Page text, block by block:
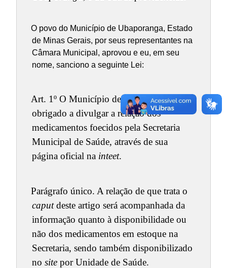
O povo do Município de Ubaporanga, Estado
de Minas Gerais, por seus representantes na
Câmara Municipal, aprovou e eu, em seu
nome, sanciono a seguinte Lei:
Art. 1º O Município de Ubaporanga fica
obrigado a divulgar a relação dos
medicamentos foecidos pela Secretaria
Municipal de Saúde, através de sua
página oficial na inteet.
Parágrafo único. A relação de que trata o
caputdeste artigo será acompanhada da
informação quanto à disponibilidade ou
não dos medicamentos em estoque na
Secretaria, sendo também disponibilizado
no sitepor Unidade de Saúde.